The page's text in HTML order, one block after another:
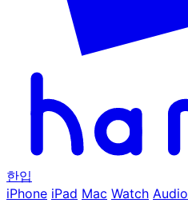
한입
iPhone iPad Mac Watch Audio